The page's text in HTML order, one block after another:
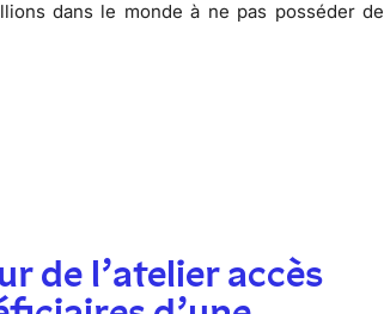
dans le monde à ne pas posséder de
de l’atelier accès